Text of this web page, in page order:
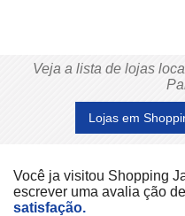
Veja a lista de lojas
Lojas em
Você ja visitou Shopping
escrever uma avalia ção
satisfação.